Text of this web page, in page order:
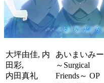
大坪由佳, 内
田彩,
内田真礼
あいまいみー
～Surgical
Friends～ OP